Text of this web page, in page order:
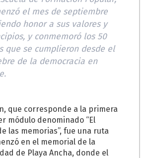
el mes de septiembre
honor a sus valores y
y conmemoró los 50
que se cumplieron desde el
de la democracia en
que corresponde a la primera
módulo denominado “El
las memorias”, fue una ruta
en el memorial de la
de Playa Ancha, donde el